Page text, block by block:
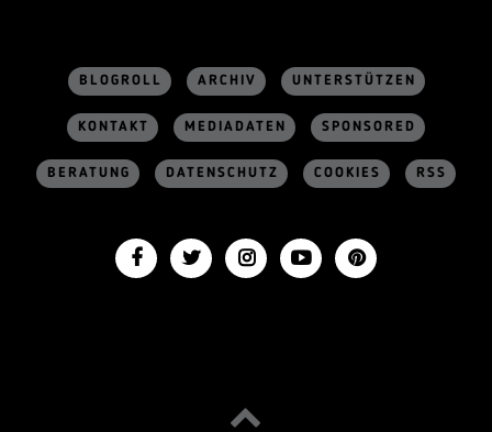
BLOGROLL ARCHIV UNTERSTÜTZEN
KONTAKT MEDIADATEN SPONSORED
BERATUNG DATENSCHUTZ COOKIES RSS